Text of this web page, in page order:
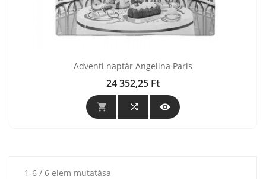
Adventi naptár Angelina Paris
Ár
24 352,25 Ft
  
1-6 / 6 elem mutatása